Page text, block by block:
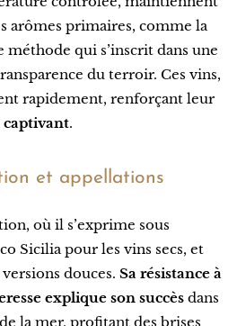
arômes primaires, comme la
méthode qui s’inscrit dans une
du terroir. Ces vins,
rapidement, renforçant leur
captivant.
et appellations
où il s’exprime sous
Sicilia pour les vins secs, et
douces. Sa résistance à
explique son succès dans
la mer, profitant des brises